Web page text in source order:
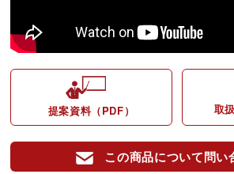
提案資料（PDF） 取
この商品について問い